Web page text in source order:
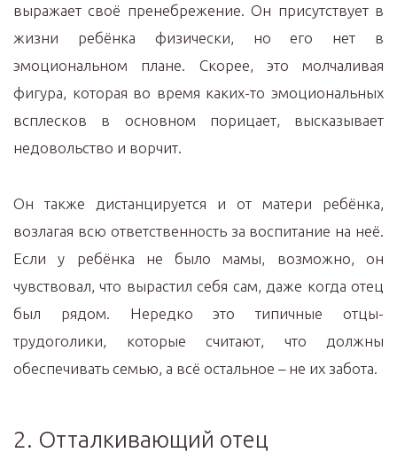
выражает своё пренебрежение. Он присутствует в
жизни ребёнка физически, но его нет в
эмоциональном плане. Скорее, это молчаливая
фигура, которая во время каких-то эмоциональных
всплесков в основном порицает, высказывает
недовольство и ворчит.
Он также дистанцируется и от матери ребёнка,
возлагая всю ответственность за воспитание на неё.
Если у ребёнка не было мамы, возможно, он
чувствовал, что вырастил себя сам, даже когда отец
был рядом. Нередко это типичные отцы-
трудоголики, которые считают, что должны
обеспечивать семью, а всё остальное – не их забота.
2. Отталкивающий отец